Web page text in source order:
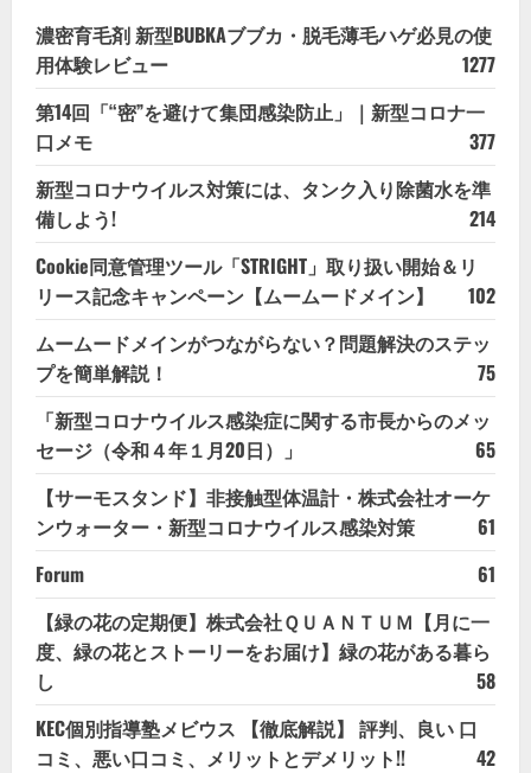
濃密育毛剤 新型BUBKAブブカ・脱毛薄毛ハゲ必見の使
用体験レビュー
1277
第14回「“密”を避けて集団感染防止」｜新型コロナ一
口メモ
377
新型コロナウイルス対策には、タンク入り除菌水を準
備しよう!
214
Cookie同意管理ツール「STRIGHT」取り扱い開始＆リ
リース記念キャンペーン【ムームードメイン】
102
ムームードメインがつながらない？問題解決のステッ
プを簡単解説！
75
「新型コロナウイルス感染症に関する市長からのメッ
セージ（令和４年１月20日）」
65
【サーモスタンド】非接触型体温計・株式会社オーケ
ンウォーター・新型コロナウイルス感染対策
61
Forum
61
【緑の花の定期便】株式会社ＱＵＡＮＴＵＭ【月に一
度、緑の花とストーリーをお届け】緑の花がある暮ら
し
58
KEC個別指導塾メビウス 【徹底解説】 評判、良い 口
コミ、悪い口コミ、メリットとデメリット!!
42